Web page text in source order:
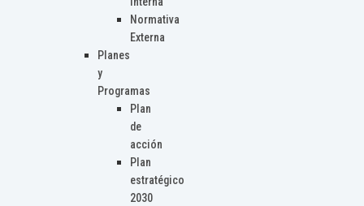
Normativa
Externa
Planes
y
Programas
Plan
de
acción
Plan
estratégico
2030